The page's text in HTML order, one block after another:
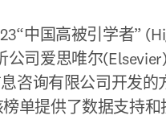
中国高被引学者”
公司爱思唯尔
咨询有限公司开发的
单提供了数据支持和